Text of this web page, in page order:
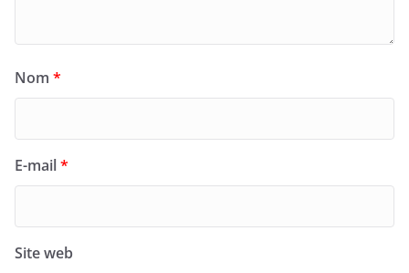
Nom *
E-mail*
Site web